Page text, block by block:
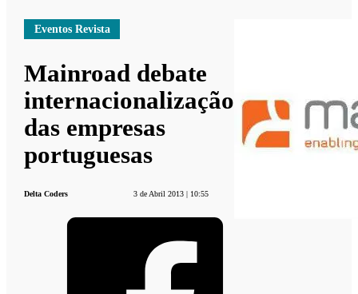
Eventos Revista
Mainroad debate
internacionalização
das empresas
portuguesas
Delta Coders 3 de Abril 2013 | 10:55